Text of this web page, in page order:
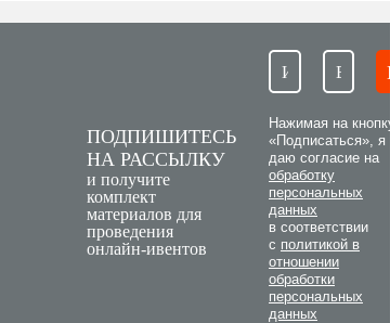
ПОДПИШИТЕСЬ
НА РАССЫЛКУ
и получите
комплект
материалов для
проведения
онлайн-ивентов
Нажимая на кнопку
«Подписаться», я
даю согласие на
обработку
персональных
данных
в соответствии
с политикой в
отношении
обработки
персональных
данных